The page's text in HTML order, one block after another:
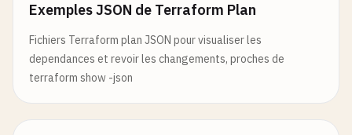
Exemples JSON de Terraform Plan
Fichiers Terraform plan JSON pour visualiser les
dependances et revoir les changements, proches de
terraform show -json